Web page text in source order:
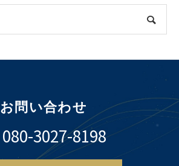
お問い合わせ
080-3027-8198